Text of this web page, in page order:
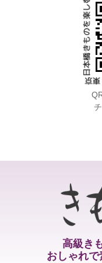
高級き
おしゃれ